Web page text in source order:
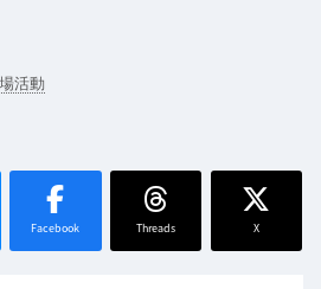
活動
Facebook Threads X